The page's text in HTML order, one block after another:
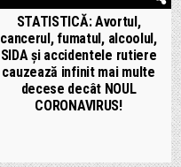
STATISTICĂ: Avortul,
cancerul, fumatul, alcoolul,
SIDA și accidentele rutiere
cauzează infinit mai multe
decese decât NOUL
CORONAVIRUS!